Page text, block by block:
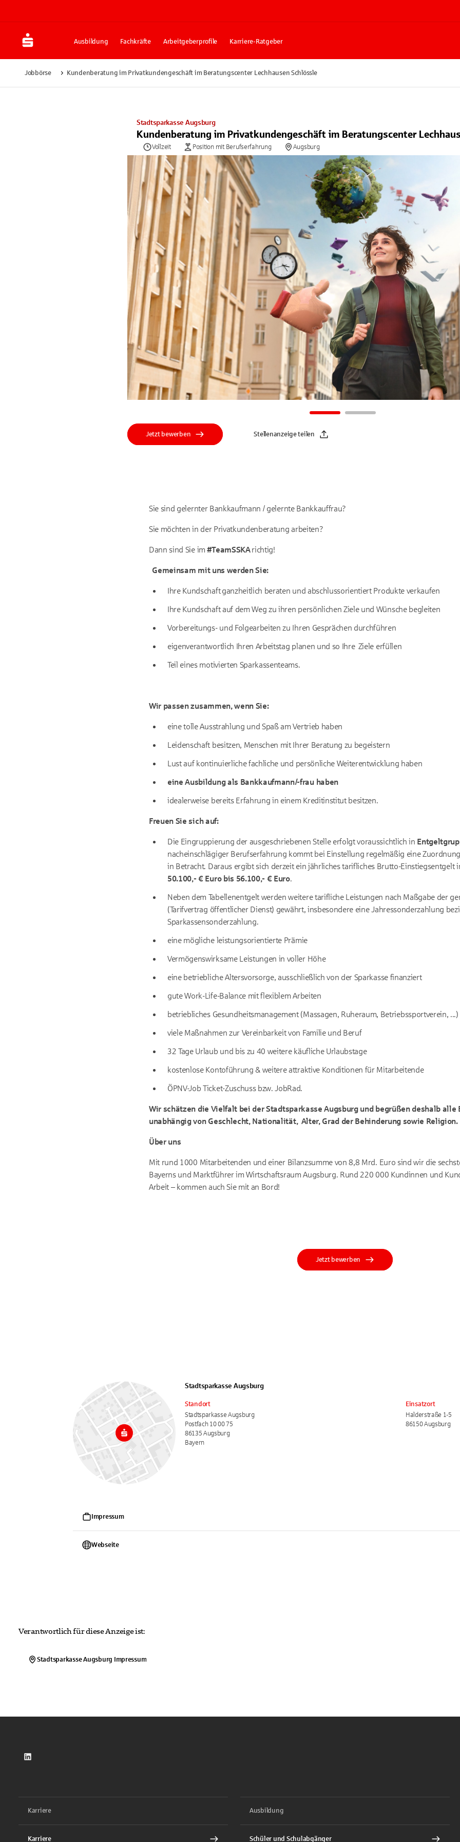
Ausbildung Fachkräfte Arbeitgeberprofile Karriere-Ratgeber
Jobbörse Kundenberatung im Privatkundengeschäft im Beratungscenter Lechhausen Schlössle
Stadtsparkasse Augsburg
Kundenberatung im Privatkundengeschäft im Beratungscenter
Vollzeit Position mit Berufserfahrung Augsburg
Jetzt bewerben Stellenanzeige teilen
Sie sind gelernter Bankkaufmann / gelernte Bankkauffrau?
Sie möchten in der Privatkundenberatung arbeiten?
Dann sind Sie im #TeamSSKArichtig!
Gemeinsam mit uns werden Sie:
Ihre Kundschaft ganzheitlich beraten und abschlussorientiert Produkte verkaufen
Ihre Kundschaft auf dem Weg zu ihren persönlichen Ziele und Wünsche begleiten
Vorbereitungs- und Folgearbeiten zu Ihren Gesprächen durchführen
eigenverantwortlich Ihren Arbeitstag planen und so Ihre Ziele erfüllen
Teil eines motivierten Sparkassenteams.
Wir passen zusammen, wenn Sie:
eine tolle Ausstrahlung und Spaß am Vertrieb haben
Leidenschaft besitzen, Menschen mit Ihrer Beratung zu begeistern
Lust auf kontinuierliche fachliche und persönliche Weiterentwicklung haben
eine Ausbildung als Bankkaufmann/-frau haben
idealerweise bereits Erfahrung in einem Kreditinstitut besitzen.
Freuen Sie sich auf:
Die Eingruppierung der ausgeschriebenen Stelle erfolgt voraussichtlich in
nacheinschlägiger Berufserfahrung kommt bei Einstellung regelmäßig eine
in Betracht. Daraus ergibt sich derzeit ein jährliches tarifliches Brutto-Einstiegsentgelt
50.100,- € Euro bis 56.100,- € Euro.
Neben dem Tabellenentgelt werden weitere tarifliche Leistungen nach Maßgabe der
(Tarifvertrag öffentlicher Dienst) gewährt, insbesondere eine Jahressonderzahlung
Sparkassensonderzahlung.
eine mögliche leistungsorientierte Prämie
Vermögenswirksame Leistungen in voller Höhe
eine betriebliche Altersvorsorge, ausschließlich von der Sparkasse finanziert
gute Work-Life-Balance mit flexiblem Arbeiten
betriebliches Gesundheitsmanagement (Massagen, Ruheraum, Betriebssportverein, ...)
viele Maßnahmen zur Vereinbarkeit von Familie und Beruf
32 Tage Urlaub und bis zu 40 weitere käufliche Urlaubstage
kostenlose Kontoführung & weitere attraktive Konditionen für Mitarbeitende
ÖPNV-Job Ticket-Zuschuss bzw. JobRad.
Wir schätzen die Vielfalt bei der Stadtsparkasse Augsburg und begrüßen deshalb alle
unabhängig von Geschlecht, Nationalität, Alter, Grad der Behinderung sowie Religion.
Über uns
Mit rund 1000 Mitarbeitenden und einer Bilanzsumme von 8,8 Mrd. Euro sind wir die
Bayerns und Marktführer im Wirtschaftsraum Augsburg. Rund 220 000 Kundinnen und
Arbeit – kommen auch Sie mit an Bord!
Jetzt bewerben
Stadtsparkasse Augsburg
Standort
Stadtsparkasse Augsburg
Postfach 10 00 75
86135 Augsburg
Bayern
Einsatzort
Halderstraße 1-5
86150 Augsburg
Impressum
Webseite
Verantwortlich für diese Anzeige ist:
Stadtsparkasse Augsburg Impressum
LinkedIn
Karriere
Karriere
Ausbildung
Schüler und Schulabgänger